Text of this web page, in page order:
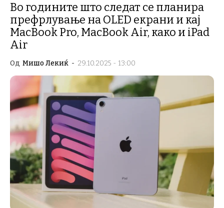
Во годините што следат се планира
префрлување на OLED екрани и кај
MacBook Pro, MacBook Air, како и iPad
Air
Од Мишо Лекиќ - 29.10.2025 - 13:00